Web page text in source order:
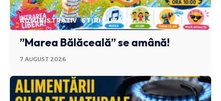
ADMINISTRATIV STIRI BUZAU
”Marea Bălăceală” se amână!
7 AUGUST 2026